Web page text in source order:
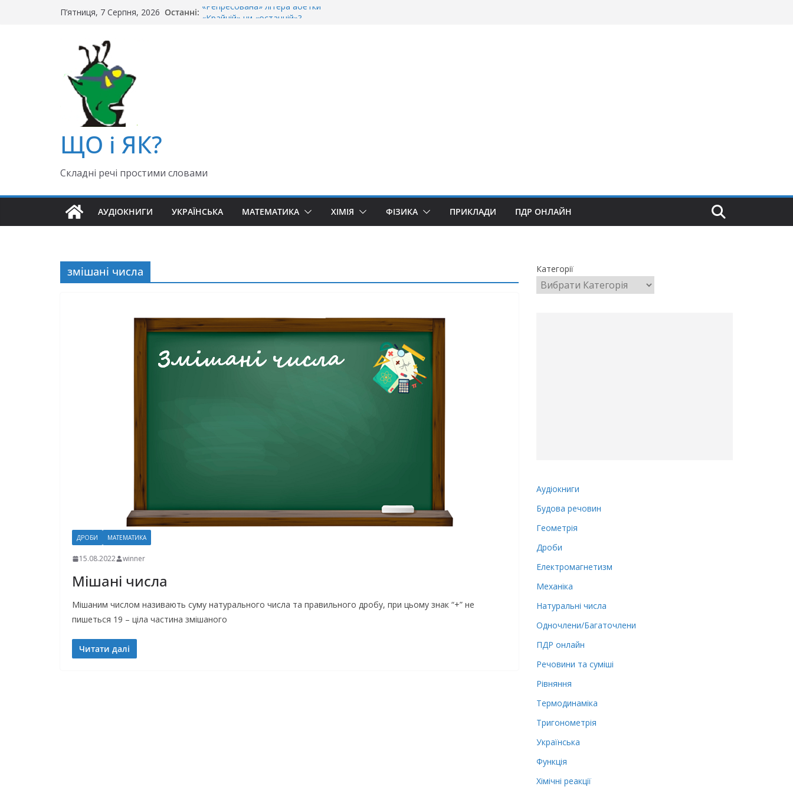
П’ятниця, 7 Серпня, 2026 Останні: «Репресована» літера абетки
ЩО і ЯК?
Складні речі простими словами
АУДІОКНИГИ УКРАЇНСЬКА МАТЕМАТИКА ХІМІЯ ФІЗИКА ПРИКЛАДИ ПДР ОНЛАЙН
змішані числа
ДРОБИ МАТЕМАТИКА
15.08.2022 winner
Мішані числа
Мішаним числом називають суму натурального числа та правильного дробу, при цьому знак “+” не
пишеться 19 – ціла частина змішаного
Читати далі
Категорії
Аудіокниги
Будова речовин
Геометрія
Дроби
Електромагнетизм
Механіка
Натуральні числа
Одночлени/Багаточлени
ПДР онлайн
Речовини та суміші
Рівняння
Термодинаміка
Тригонометрія
Українська
Функція
Хімічні реакції